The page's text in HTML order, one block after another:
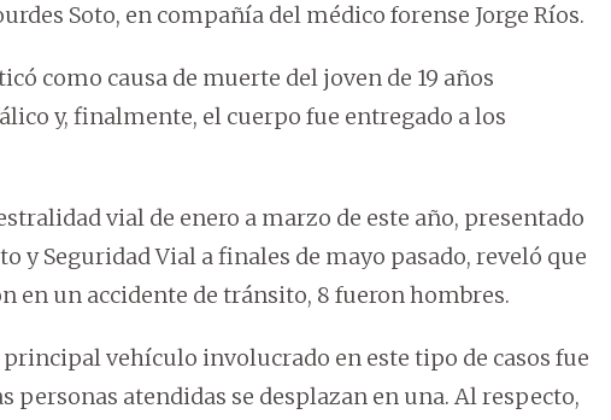
Soto, en compañía del médico forense Jorge Ríos.
como causa de muerte del joven de 19 años
y, finalmente, el cuerpo fue entregado a los
vial de enero a marzo de este año, presentado
y Seguridad Vial a finales de mayo pasado, reveló que
en un accidente de tránsito, 8 fueron hombres.
principal vehículo involucrado en este tipo de casos fue
personas atendidas se desplazan en una. Al respecto,